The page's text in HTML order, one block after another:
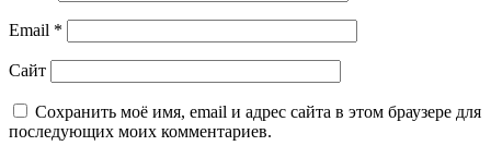
Email *
Сайт
Сохранить моё имя, email и адрес сайта в этом браузере для
последующих моих комментариев.